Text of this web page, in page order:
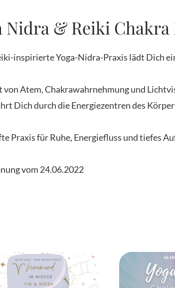
Nidra & Reiki Chakra
inspirierte Yoga-Nidra-Praxis lädt Dich
von Atem, Chakrawahrnehmung und
Dich durch die Energiezentren des
Praxis für Ruhe, Energiefluss und tiefes
vom 24.06.2022